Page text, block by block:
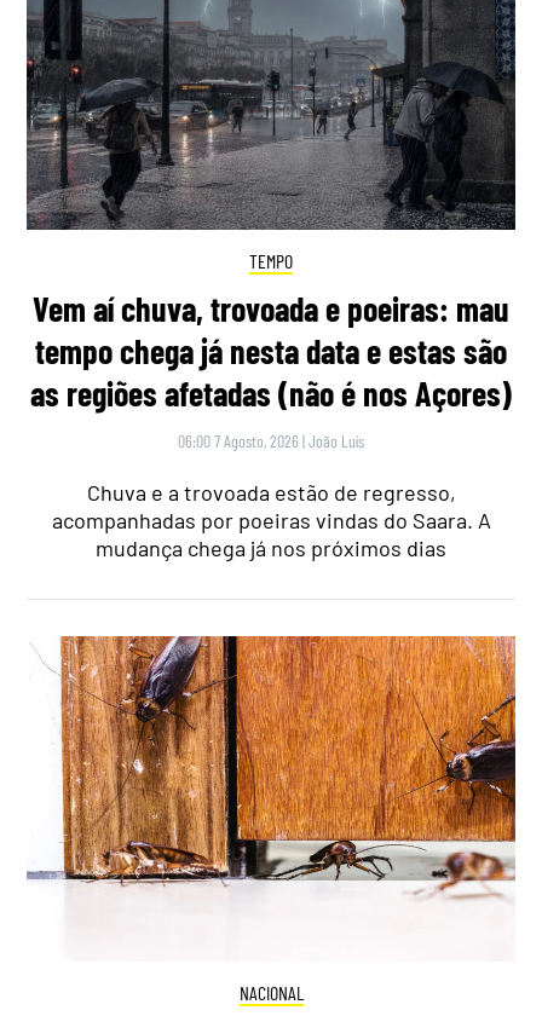
TEMPO
Vem aí chuva, trovoada e poeiras: mau
tempo chega já nesta data e estas são
as regiões afetadas (não é nos Açores)
06:00 7 Agosto, 2026 |João Luís
Chuva e a trovoada estão de regresso,
acompanhadas por poeiras vindas do Saara. A
mudança chega já nos próximos dias
NACIONAL